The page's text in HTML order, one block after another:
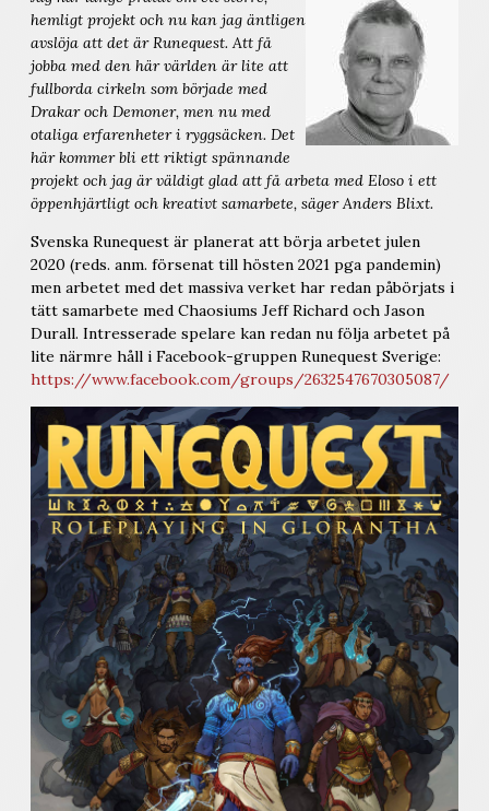
hemligt projekt och nu kan jag äntligen
avslöja att det är Runequest. Att få
jobba med den här världen är lite att
fullborda cirkeln som började med
Drakar och Demoner, men nu med
otaliga erfarenheter i ryggsäcken. Det
här kommer bli ett riktigt spännande
projekt och jag är väldigt glad att få arbeta med Eloso i ett
öppenhjärtligt och kreativt samarbete, säger Anders Blixt.
Svenska Runequest är planerat att börja arbetet julen
2020 (reds. anm. försenat till hösten 2021 pga pandemin)
men arbetet med det massiva verket har redan påbörjats i
tätt samarbete med Chaosiums Jeff Richard och Jason
Durall. Intresserade spelare kan redan nu följa arbetet på
lite närmre håll i Facebook-gruppen Runequest Sverige:
https://www.facebook.com/groups/2632547670305087/